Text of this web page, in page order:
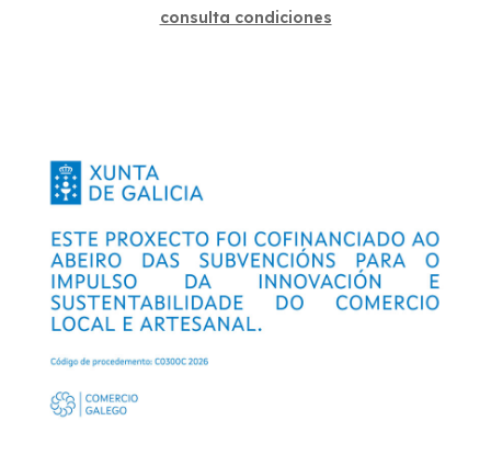
consulta condiciones